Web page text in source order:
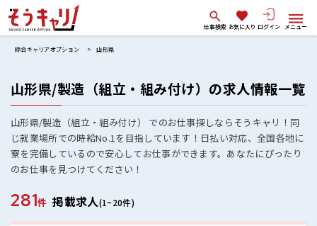
仕事検索 お気に入り ログイン メニュー
綜合キャリアオプション 山形県
山形県/製造（組立・組み付け）の求人情報一覧
山形県/製造（組立・組み付け） でのお仕事探しならそうキャリ！同
じ就業場所での時給No.1を目指しています！日払い対応、全国各地に
寮を完備しているので安心してお仕事ができます。あなたにぴったり
のお仕事を見つけてください！
281件 掲載求人(1~20件)